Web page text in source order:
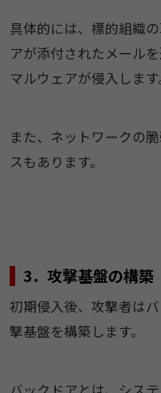
具体的には、標的組織
アが添付されたメール
マルウェアが侵入します
また、ネットワークの
スもあります。​
3．攻撃基盤の構築​
初期侵入後、​攻撃者は​
撃基盤を構築します。​